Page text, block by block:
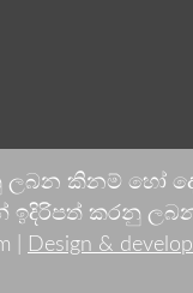
ලබන කිනම්
කරනු ලබන
|
Design &